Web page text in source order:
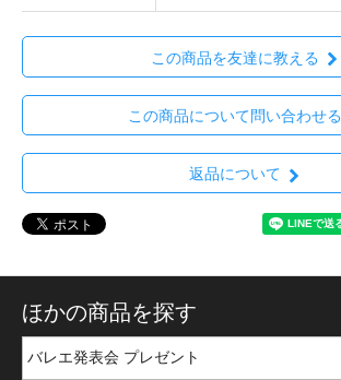
この商品を友達に教える
この商品について問い合わせる
返品について
ほかの商品を探す